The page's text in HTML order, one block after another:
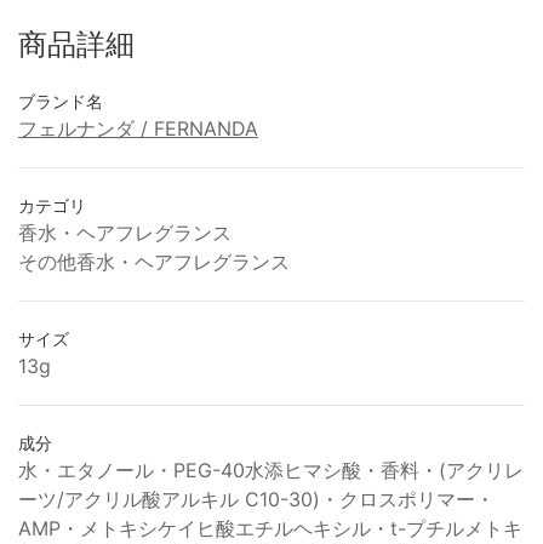
商品詳細
ブランド名
フェルナンダ / FERNANDA
カテゴリ
香水・ヘアフレグランス
その他香水・ヘアフレグランス
サイズ
13g
成分
水・エタノール・PEG-40水添ヒマシ酸・香料・(アクリレ
ーツ/アクリル酸アルキル C10-30)・クロスポリマー・
AMP・メトキシケイヒ酸エチルヘキシル・t-プチルメトキ